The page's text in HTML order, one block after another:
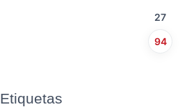
27
94
Etiquetas